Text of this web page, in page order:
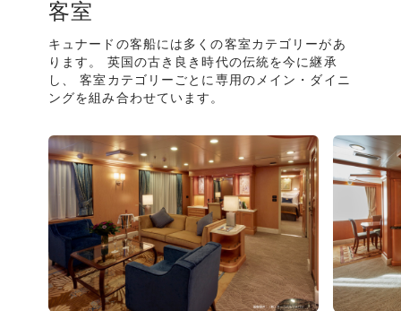
客室
キュナードの客船には多くの客室カテゴリーがあ
ります。 英国の古き良き時代の伝統を今に継承
し、 客室カテゴリーごとに専用のメイン・ダイニ
ングを組み合わせています。